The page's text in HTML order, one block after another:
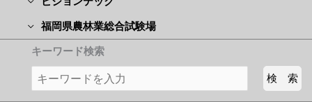
福岡県農林業総合試験場
キーワード検索